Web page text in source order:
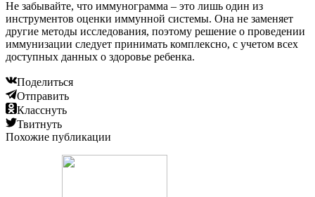
Не забывайте, что иммунограмма – это лишь один из
инструментов оценки иммунной системы. Она не заменяет
другие методы исследования, поэтому решение о проведении
иммунизации следует принимать комплексно, с учетом всех
доступных данных о здоровье ребенка.
Поделиться
Отправить
Класснуть
Твитнуть
Похожие публикации